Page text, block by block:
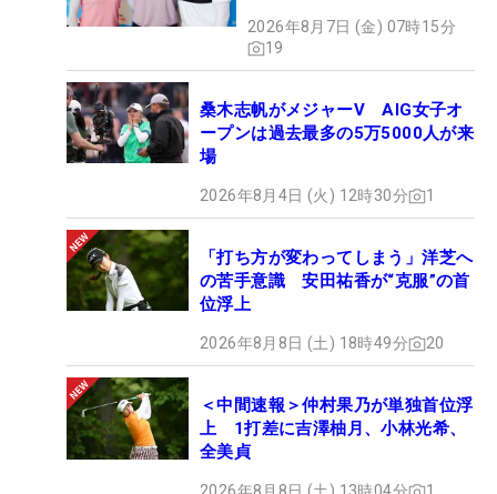
2026年8月7日 (金) 07時15分
19
桑木志帆がメジャーV AIG女子オ
ープンは過去最多の5万5000人が来
場
2026年8月4日 (火) 12時30分 1
「打ち方が変わってしまう」洋芝へ
の苦手意識 安田祐香が“克服”の首
位浮上
2026年8月8日 (土) 18時49分 20
＜中間速報＞仲村果乃が単独首位浮
上 1打差に吉澤柚月、小林光希、
全美貞